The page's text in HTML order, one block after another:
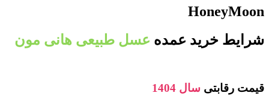
HoneyMoon
شرایط خرید عمده عسل طبیعی هانی مون
قیمت رقابتی سال 1404